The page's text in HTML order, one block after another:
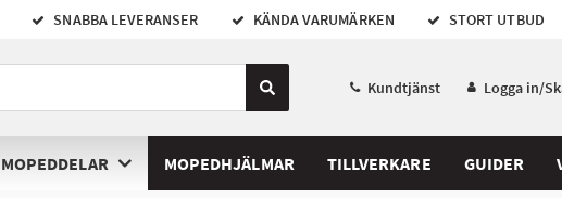
SNABBA LEVERANSER KÄNDA VARUMÄRKEN STORT UTBUD
Kundtjänst Logga in/
MOPEDDELAR MOPEDHJÄLMAR TILLVERKARE GUIDER